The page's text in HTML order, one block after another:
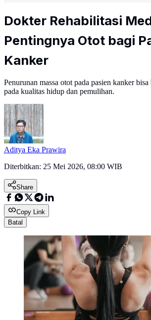
Dokter Rehabilitasi
Pentingnya Otot bagi
Kanker
Penurunan massa otot pada pasien kanker
pada kualitas hidup dan pemulihan.
Aditya Eka Prawira
Diterbitkan: 25 Mei 2026, 08:00 WIB
Share
Copy Link
Batal